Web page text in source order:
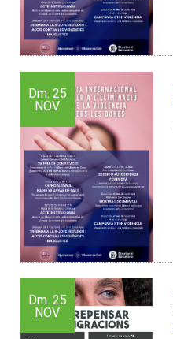
Dm. 25
NOV
Dm. 25
NOV